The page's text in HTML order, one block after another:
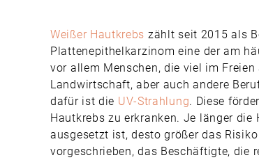
Weißer Hautkrebs zählt seit 2015 als
Plattenepithelkarzinom eine der am
vor allem Menschen, die viel im
Landwirtschaft, aber auch andere
dafür ist die UV-Strahlung. Diese
Hautkrebs zu erkranken. Je länger
ausgesetzt ist, desto größer das
vorgeschrieben, das Beschäftigte, die